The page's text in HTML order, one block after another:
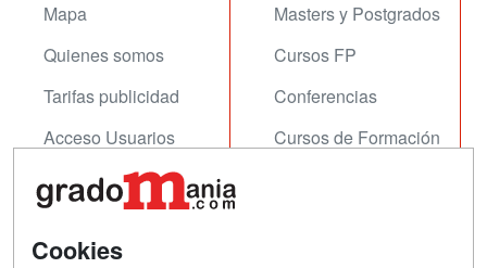
Mapa
Quienes somos
Tarifas publicidad
Acceso Usuarios
Acceso Centros
Masters y Postgrados
Cursos FP
Conferencias
Cursos de Formación
Contactar
Cookies